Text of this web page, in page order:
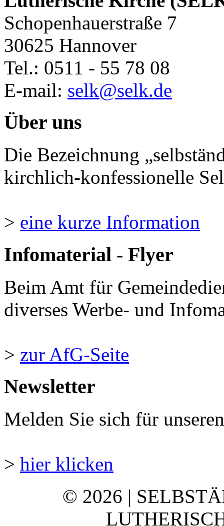
Schopenhauerstraße 7
30625 Hannover
Tel.: 0511 - 55 78 08
E-mail: selk@selk.de
Über uns
Die Bezeichnung
kirchlich-konfessionelle
> eine kurze Information
Infomaterial - Flyer
Beim Amt für
diverses Werbe- und
> zur AfG-Seite
Newsletter
Melden Sie sich für
> hier klicken
© 2026 |